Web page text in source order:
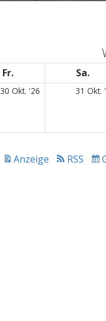
Fr.Freitag Sa.
30 Okt. '26 31 Okt.
Anzeige drucken
RSS